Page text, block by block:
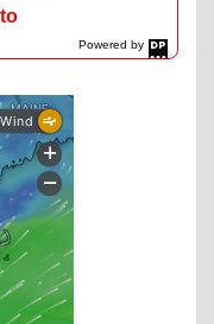
Powered by
DaysPedia.com